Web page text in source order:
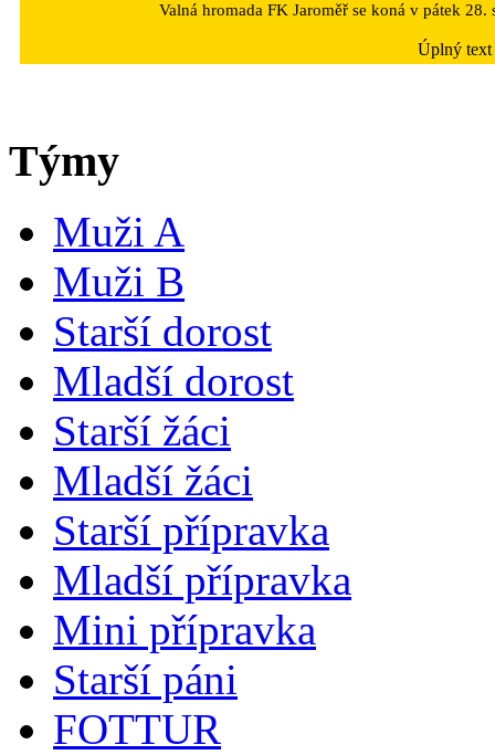
Valná hromada FK Jaroměř se koná v pátek
Úplný
Týmy
Muži A
Muži B
Starší dorost
Mladší dorost
Starší žáci
Mladší žáci
Starší přípravka
Mladší přípravka
Mini přípravka
Starší páni
FOTTUR